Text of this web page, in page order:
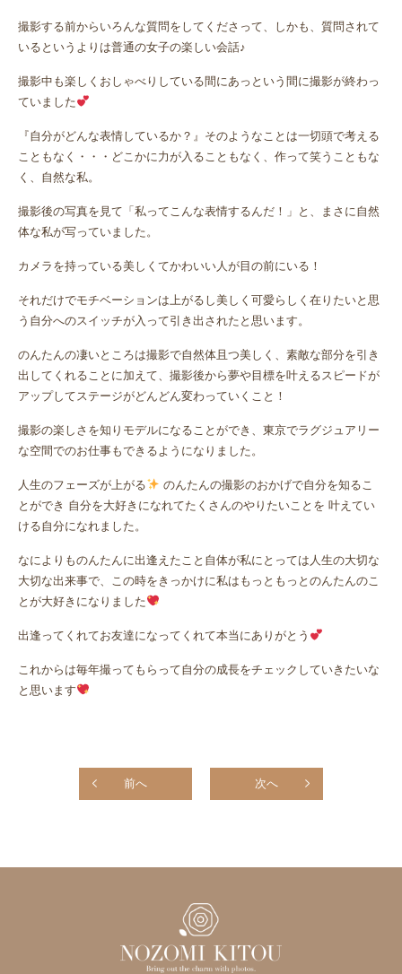
撮影する前からいろんな質問をしてくださって、しかも、質問されて
いるというよりは普通の女子の楽しい会話♪
撮影中も楽しくおしゃべりしている間にあっという間に撮影が終わっ
ていました
『自分がどんな表情しているか？』そのようなことは一切頭で考える
こともなく・・・どこかに力が入ることもなく、作って笑うこともな
く、自然な私。
撮影後の写真を見て「私ってこんな表情するんだ！」と、まさに自然
体な私が写っていました。
カメラを持っている美しくてかわいい人が目の前にいる！
それだけでモチベーションは上がるし美しく可愛らしく在りたいと思
う自分へのスイッチが入って引き出されたと思います。
のんたんの凄いところは撮影で自然体且つ美しく、素敵な部分を引き
出してくれることに加えて、撮影後から夢や目標を叶えるスピードが
アップしてステージがどんどん変わっていくこと！
撮影の楽しさを知りモデルになることができ、東京でラグジュアリー
な空間でのお仕事もできるようになりました。
人生のフェーズが上がる
のんたんの撮影のおかげで自分を知るこ
とができ 自分を大好きになれてたくさんのやりたいことを 叶えてい
ける自分になれました。
なによりものんたんに出逢えたこと自体が私にとっては人生の大切な
大切な出来事で、この時をきっかけに私はもっともっとのんたんのこ
とが大好きになりました
出逢ってくれてお友達になってくれて本当にありがとう
これからは毎年撮ってもらって自分の成長をチェックしていきたいな
と思います
前へ 次へ